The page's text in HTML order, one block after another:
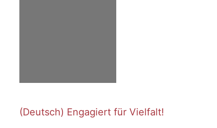
(Deutsch) Engagiert für Vielfalt!